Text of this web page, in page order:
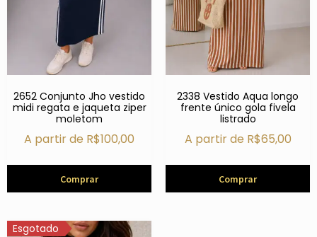
2652 Conjunto Jho vestido
midi regata e jaqueta ziper
moletom
A partir de R$100,00
Comprar
2338 Vestido Aqua longo
frente único gola fivela
listrado
A partir de R$65,00
Comprar
Esgotado